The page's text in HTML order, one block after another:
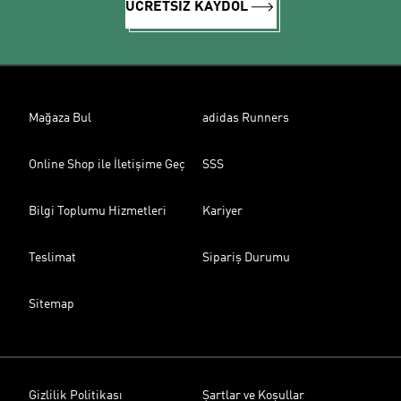
ÜCRETSİZ KAYDOL
Mağaza Bul adidas Runners
Online Shop ile İletişime Geç SSS
Bilgi Toplumu Hizmetleri Kariyer
Teslimat Sipariş Durumu
Sitemap
Gizlilik Politikası Şartlar ve Koşullar